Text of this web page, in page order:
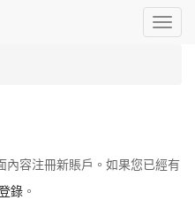
Toggle
內容注冊新賬戶。如果您已經有
錄 。